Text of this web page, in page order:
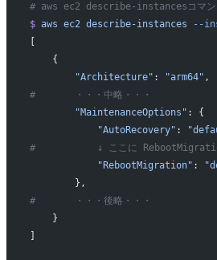
# aws ec2 describe-instancesコマン
$ aws ec2 describe-instances --
    {
        "Architecture"
: "arm64" ,
#       ・・・中略・・・
        "MaintenanceOptions"
: {
            "AutoRecovery"
:
#           ↓ ここに RebootMigration
            "RebootMigration"
:
        },
#       ・・・後略・・・
    }